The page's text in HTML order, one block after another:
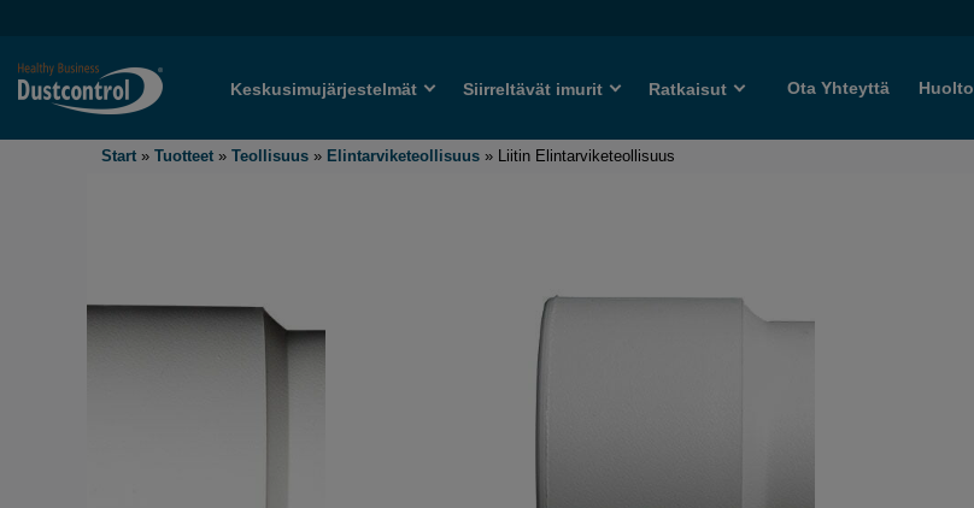
Keskusimujärjestelmät Siirreltävät imurit Ratkaisut Ota Yhteyttä Huolto
Start » Tuotteet » Teollisuus » Elintarviketeollisuus » Liitin Elintarviketeollisuus